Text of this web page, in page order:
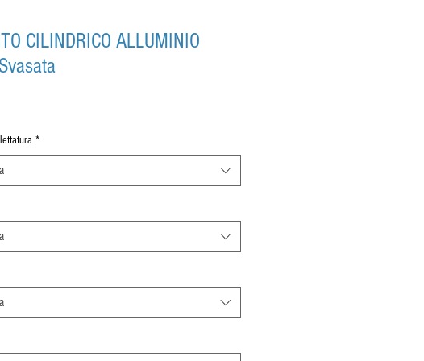
CILINDRICO ALLUMINIO
*